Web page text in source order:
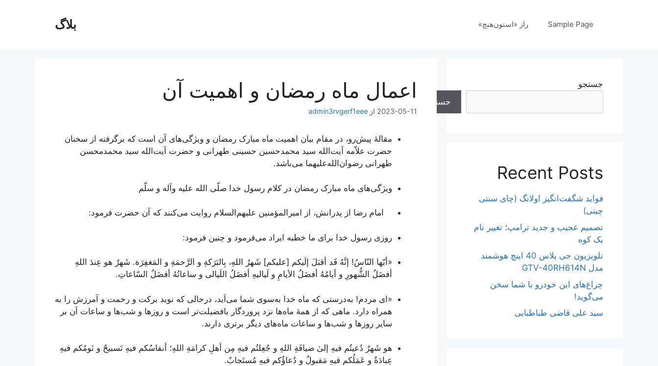
بلاگ Sample Page راز «استون‌هنج»
اعمال ماه رمضان و اهمیت آن
2023-05-11 از admin3rvgerf1eee
مقالۀ پیش‌رو، در مقام بیان اهمیت ماه مبارک رمضان و ویژگی‌های آن است که برگرفته از سخنان
حضرت علاّمه آیت‌الله سید محمدحسین حسینی طهرانی و حضرت آیت‌الله سید محمدمحسن
طهرانی رضوان‌الله‌علیهما می‌باشد.
ویژگی‌های ماه مبارک رمضان در کلام رسول خدا صلّی الله علیه وآله و سلّم
امام رضا از پدرانش، از امیرالمؤمنین علیهم‌السلام روایت می‌کنند که آن حضرت فرمود:
روزی رسول خدا برای ما خطبه ایراد می‌فرمود و چنین فرمود:
«أیّها النّاسُ! إنَّهُ قَد أقبَلَ إلَیکم [علیکم] شَهرُ اللهِ، بِالبَرَکةِ و الرَّحمَةِ و المَغفِرَة. شَهرٌ هو عِندَ اللهِ
أفضَلُ الشُّهورِ و أیامُهُ أفضَلُ الأیامِ و لَیالیهِ أفضَلُ اللَیالی و ساعاتُهُ أفضَلُ السّاعاتِ.
«ای مردم! به‌درستی که ماه خدا به‌سوی شما می‌آید، درحالی که نوید برکت و رحمت و آمرزش را به
همراه دارد. ماهی که از همۀ ماه‌ها نزد پروردگار بافضیلت‌تر است و روزها و شب‌ها و ساعات آن بر
سایر روزها و شب‌ها و ساعات ماه‌های دیگر برتری دارند.
هو شَهرٌ دُعیتُم فیهِ إلیٰ ضیافَةِ اللهِ و جُعِلتُم فیهِ مِن أهلِ کرامَةِ اللهِ؛ أنفاسُکم فیهِ تَسبیحٌ و نَومُکم فیهِ
عِبادَةٌ و عَمَلُکم فیهِ مَقبولٌ و دُعاؤُکم فیهِ مُستَجابٌ.
جستجو
جستجو
Recent Posts
فواید شگفت‌انگیز اولانگ (چای سنتی
چینی)
تصمیم عجیب و جدید ترامپ؛ تغییر نام
یک کوه
تلویزیون جی پلاس 40 اینچ هوشمند
مدل GTV-40RH614N
چراغ‌های این خودرو با شما سخن
می‌گوید!
سید علی قاضی طباطبایی